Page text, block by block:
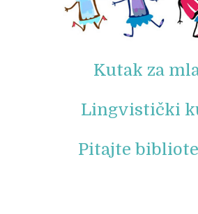
Kutak za
Lingvistički
Pitajte